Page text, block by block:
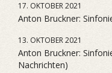
17. OKTOBER 2021
Anton Bruckner:
13. OKTOBER 2021
Anton Bruckner:
Nachrichten)